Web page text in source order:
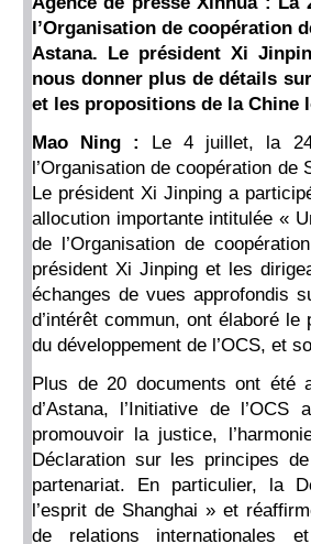
l’Organisation de coopération
Astana. Le président Xi
nous donner plus de détails
et les propositions de la Chine
Mao Ning : Le 4 juillet, la
l’Organisation de coopération de
Le président Xi Jinping a
allocution importante intitulée «
de l’Organisation de
président Xi Jinping et les
échanges de vues approfondis
d’intérêt commun, ont élaboré
du développement de l’OCS, et
Plus de 20 documents ont été
d’Astana, l’Initiative de
promouvoir la justice,
Déclaration sur les principes
partenariat. En particulier, la
l’esprit de Shanghai » et
de relations internationales